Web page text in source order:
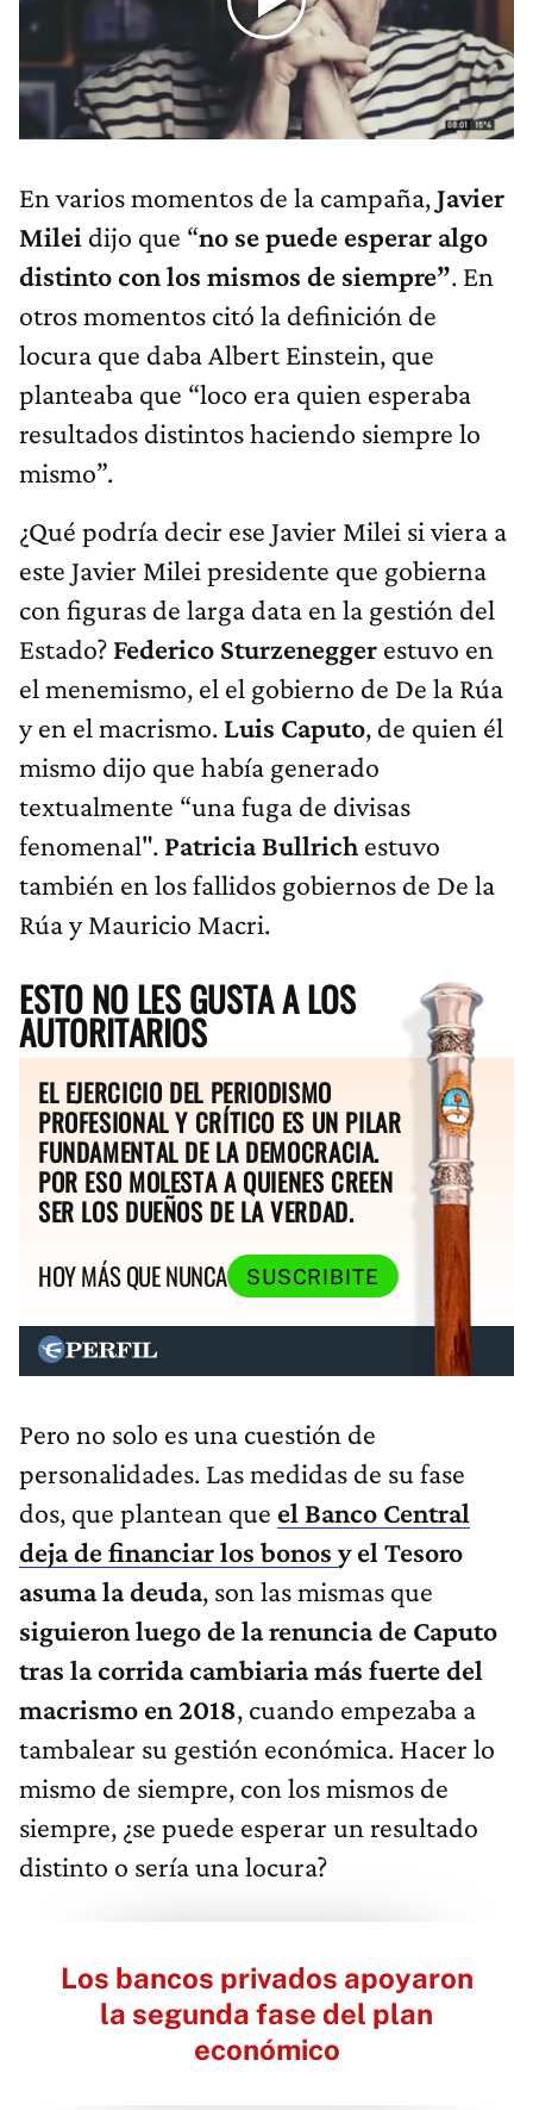
En varios momentos de la campaña,Javier
Milei dijo que “no se puede esperar algo
distinto con los mismos de siempre”. En
otros momentos citó la definición de
locura que daba Albert Einstein, que
planteaba que “loco era quien esperaba
resultados distintos haciendo siempre lo
mismo”.
¿Qué podría decir ese Javier Milei si viera a
este Javier Milei presidente que gobierna
con figuras de larga data en la gestión del
Estado? Federico Sturzenegger estuvo en
el menemismo, el el gobierno de De la Rúa
y en el macrismo. Luis Caputo, de quien él
mismo dijo que había generado
textualmente “una fuga de divisas
fenomenal". Patricia Bullrich estuvo
también en los fallidos gobiernos de De la
Rúa y Mauricio Macri.
ESTO NO LES GUSTA A LOS
AUTORITARIOS
EL EJERCICIO DEL PERIODISMO
PROFESIONAL Y CRÍTICO ES UN PILAR
FUNDAMENTAL DE LA DEMOCRACIA.
POR ESO MOLESTA A QUIENES CREEN
SER LOS DUEÑOS DE LA VERDAD.
HOY MÁS QUE NUNCA
SUSCRIBITE
Pero no solo es una cuestión de
personalidades. Las medidas de su fase
dos, que plantean que el Banco Central
deja de financiar los bonos y el Tesoro
asuma la deuda, son las mismas que
siguieron luego de la renuncia de Caputo
tras la corrida cambiaria más fuerte del
macrismo en 2018, cuando empezaba a
tambalear su gestión económica. Hacer lo
mismo de siempre, con los mismos de
siempre, ¿se puede esperar un resultado
distinto o sería una locura?
Los bancos privados apoyaron
la segunda fase del plan
económico